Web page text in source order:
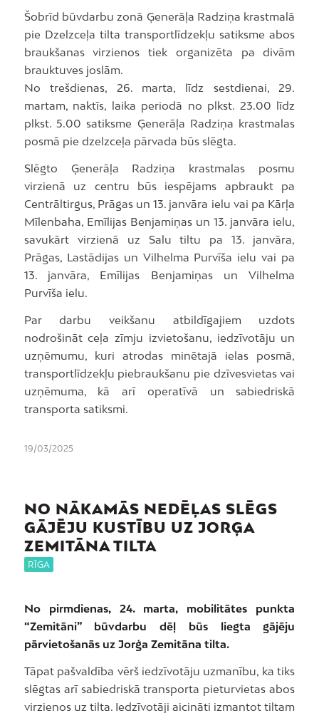
Šobrīd būvdarbu zonā Ģenerāļa Radziņa krastmalā
pie Dzelzceļa tilta transportlīdzekļu satiksme abos
braukšanas virzienos tiek organizēta pa divām
brauktuves joslām.
No trešdienas, 26. marta, līdz sestdienai, 29.
martam, naktīs, laika periodā no plkst. 23.00 līdz
plkst. 5.00 satiksme Ģenerāļa Radziņa krastmalas
posmā pie dzelzceļa pārvada būs slēgta.
Slēgto Ģenerāļa Radziņa krastmalas posmu
virzienā uz centru būs iespējams apbraukt pa
Centrāltirgus, Prāgas un 13. janvāra ielu vai pa Kārļa
Mīlenbaha, Emīlijas Benjamiņas un 13. janvāra ielu,
savukārt virzienā uz Salu tiltu pa 13. janvāra,
Prāgas, Lastādijas un Vilhelma Purvīša ielu vai pa
13. janvāra, Emīlijas Benjamiņas un Vilhelma
Purvīša ielu.
Par darbu veikšanu atbildīgajiem uzdots
nodrošināt ceļa zīmju izvietošanu, iedzīvotāju un
uzņēmumu, kuri atrodas minētajā ielas posmā,
transportlīdzekļu piebraukšanu pie dzīvesvietas vai
uzņēmuma, kā arī operatīvā un sabiedriskā
transporta satiksmi.
19/03/2025
NO NĀKAMĀS NEDĒĻAS SLĒGS
GĀJĒJU KUSTĪBU UZ JORĢA
ZEMITĀNA TILTA
RĪGA
No pirmdienas, 24. marta, mobilitātes punkta
“Zemitāni” būvdarbu dēļ būs liegta gājēju
pārvietošanās uz Jorģa Zemitāna tilta.
Tāpat pašvaldība vērš iedzīvotāju uzmanību, ka tiks
slēgtas arī sabiedriskā transporta pieturvietas abos
virzienos uz tilta. Iedzīvotāji aicināti izmantot tiltam